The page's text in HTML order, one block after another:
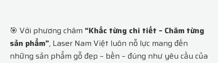
🎯 Với phương châm “Khắc từng chi tiết – Chăm từng
sản phẩm”, Laser Nam Việt luôn nỗ lực mang đến
những sản phẩm gỗ đẹp – bền – đúng như yêu cầu của